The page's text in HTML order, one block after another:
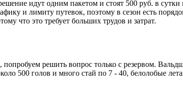
идут одним пакетом и стоят 500 руб. в
и лимиту путевок, поэтому в сезон есть
что это требует больших трудов и затрат.
попробуем решить вопрос только с резервом.
500 голов и много стай по 7 - 40, белолобые